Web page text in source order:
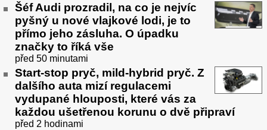
Šéf Audi prozradil, na co je nejvíc
pyšný u nové vlajkové lodi, je to
přímo jeho zásluha. O úpadku
značky to říká vše
před 50 minutami
Start-stop pryč, mild-hybrid pryč. Z
dalšího auta mizí regulacemi
vydupané hlouposti, které vás za
každou ušetřenou korunu o dvě připraví
před 2 hodinami